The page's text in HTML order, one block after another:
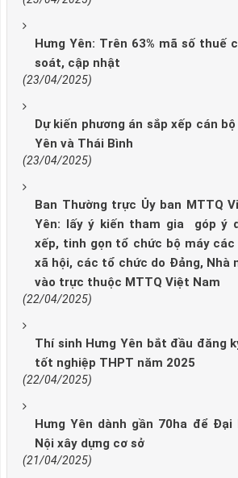
Hưng Yên: Trên 63% mã số thuế
soát, cập nhật
(23/04/2025)
Dự kiến phương án sắp xếp cán
Yên và Thái Bình
(23/04/2025)
Ban Thường trực Ủy ban MTTQ
Yên: lấy ý kiến tham gia góp ý
xếp, tinh gọn tổ chức bộ máy
xã hội, các tổ chức do Đảng, Nhà
vào trực thuộc MTTQ Việt Nam
(22/04/2025)
Thí sinh Hưng Yên bắt đầu đăng
tốt nghiệp THPT năm 2025
(22/04/2025)
Hưng Yên dành gần 70ha để Đại
Nội xây dựng cơ sở
(21/04/2025)